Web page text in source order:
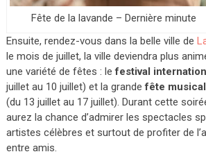
Fête de la lavande – Dernière minute
Ensuite, rendez-vous dans la belle ville de
le mois de juillet, la ville deviendra plus
une variété de fêtes : lefestival
juillet au 10 juillet) et la grandefête
(du 13 juillet au 17 juillet). Durant cette
aurez la chance d’admirer les spectacles
artistes célèbres et surtout de profiter de
entre amis.